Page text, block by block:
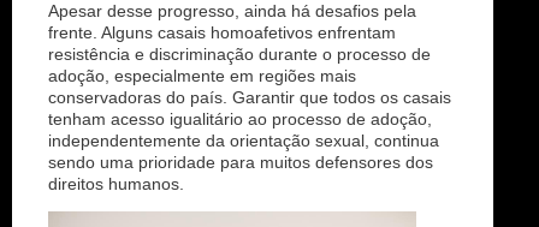
Apesar desse progresso, ainda há desafios pela
frente. Alguns casais homoafetivos enfrentam
resistência e discriminação durante o processo de
adoção, especialmente em regiões mais
conservadoras do país. Garantir que todos os casais
tenham acesso igualitário ao processo de adoção,
independentemente da orientação sexual, continua
sendo uma prioridade para muitos defensores dos
direitos humanos.